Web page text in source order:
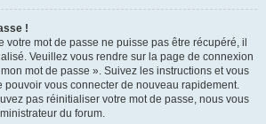
!
votre mot de passe ne puisse pas être récupéré, il
Veuillez vous rendre sur la page de connexion
mot de passe ». Suivez les instructions et vous
pouvoir vous connecter de nouveau rapidement.
pas réinitialiser votre mot de passe, nous vous
du forum.